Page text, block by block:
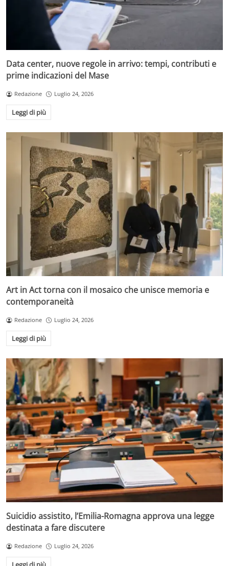
Data center, nuove regole in arrivo: tempi, contributi e
prime indicazioni del Mase
Redazione Luglio 24, 2026
Leggi di più
Art in Act torna con il mosaico che unisce memoria e
contemporaneità
Redazione Luglio 24, 2026
Leggi di più
Suicidio assistito, l’Emilia-Romagna approva una legge
destinata a fare discutere
Redazione Luglio 24, 2026